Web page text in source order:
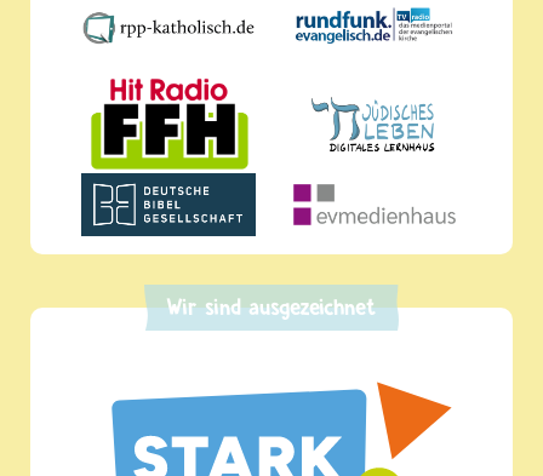
Wir sind ausgezeichnet